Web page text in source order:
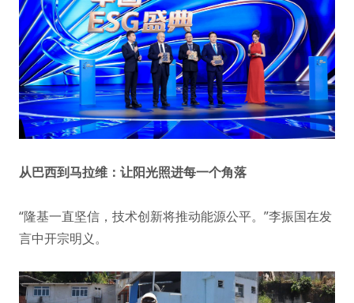
从巴西到马拉维：让阳光照进每一个角落
“隆基一直坚信，技术创新将推动能源公平。”李振国在发
言中开宗明义。